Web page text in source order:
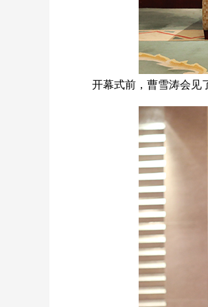
开幕式前，曹雪涛会见